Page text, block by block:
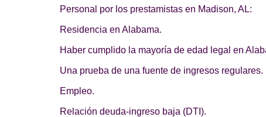
Personal por los prestamistas en Madison, AL:
Residencia en Alabama.
Haber cumplido la mayoría de edad legal en
Una prueba de una fuente de ingresos regulares.
Empleo.
Relación deuda-ingreso baja (DTI).